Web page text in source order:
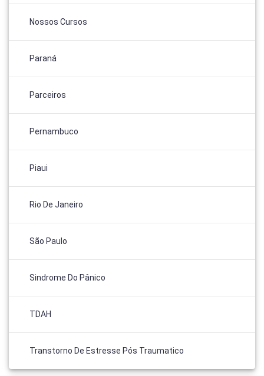
Nossos Cursos
Paraná
Parceiros
Pernambuco
Piaui
Rio De Janeiro
São Paulo
Sindrome Do Pânico
TDAH
Transtorno De Estresse Pós Traumatico